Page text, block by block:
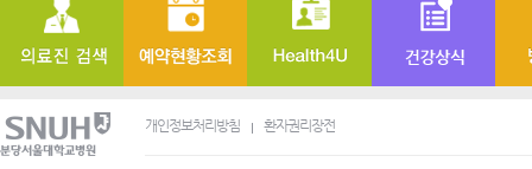
개인정보처리방침 환자권리장전